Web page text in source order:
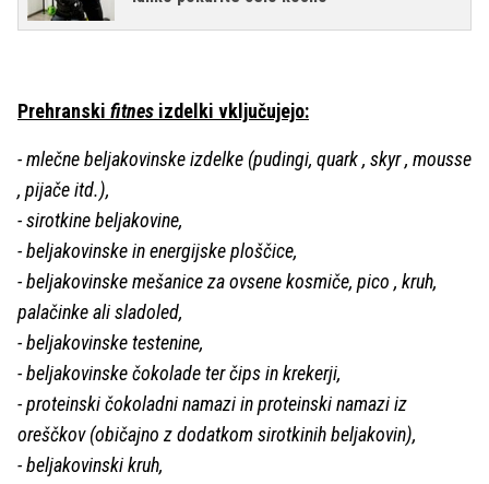
Prehranski fitnes izdelki vključujejo:
- mlečne beljakovinske izdelke (pudingi, quark , skyr , mousse
, pijače itd.),
- sirotkine beljakovine,
- beljakovinske in energijske ploščice,
- beljakovinske mešanice za ovsene kosmiče, pico , kruh,
palačinke ali sladoled,
- beljakovinske testenine,
- beljakovinske čokolade ter čips in krekerji,
- proteinski čokoladni namazi in proteinski namazi iz
oreščkov (običajno z dodatkom sirotkinih beljakovin),
- beljakovinski kruh,